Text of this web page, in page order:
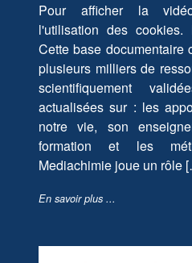
Pour afficher la
l'utilisation des cookies.
Cette base documentaire
plusieurs milliers de
scientifiquement
actualisées sur : les
notre vie, son
formation et les
Mediachimie joue un rôle
En savoir plus ...